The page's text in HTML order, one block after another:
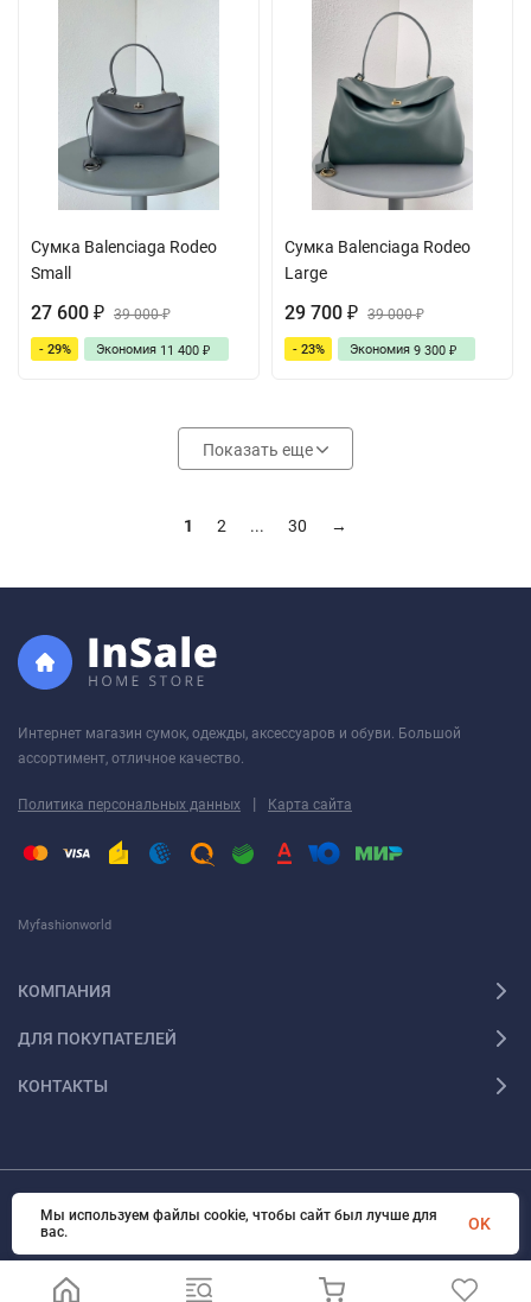
Сумка Balenciaga Rodeo
Small
27 600 ₽ 39 000₽
- 29% Экономия 11 400 ₽
Сумка Balenciaga Rodeo
Large
29 700 ₽ 39 000₽
- 23% Экономия 9 300 ₽
Показать еще
1 2 ... 30 →
Интернет магазин сумок, одежды, аксессуаров и обуви. Большой
ассортимент, отличное качество.
Политика персональных данных | Карта сайта
Myfashionworld
КОМПАНИЯ
ДЛЯ ПОКУПАТЕЛЕЙ
КОНТАКТЫ
© 2026 Myfashionworld Все права защищены
Мы используем файлы cookie, чтобы сайт был лучше для
вас.
OK